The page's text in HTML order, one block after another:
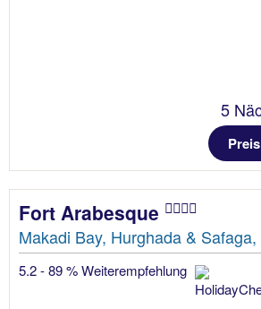
5
Fort Arabesque
Makadi Bay, Hurghada &
5.2 - 89 % Weiterempfehlung